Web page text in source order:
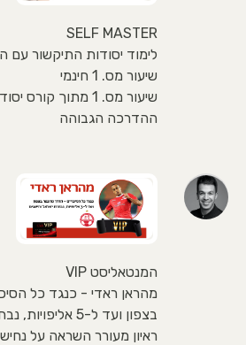
SELF MASTER
לימוד יסודות התיקשור
שיעור מס. 1 חינמי
שיעור מס. 1 מתוך
ההדרכה הגבוהה
המנטאליסט VIP
מהראן ראדי - כנגד כל
בצפון ועד ל-5 אליפויות, נבחרת ישראל והישגים
ראיון מעורר השראה על